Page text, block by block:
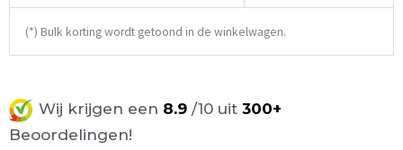
(*) Bulk korting wordt getoond in de winkelwagen.
Wij krijgen een 8.9 /10 uit 300+
Beoordelingen!